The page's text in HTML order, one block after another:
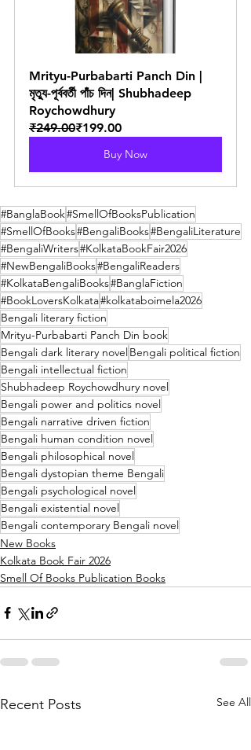
Mrityu-Purbabarti Panch Din |
মৃত্যু-পূর্ববর্তী পাঁচ দিন| Shubhadeep
Roychowdhury
₹249.00₹199.00
Buy Now
#BanglaBook#SmellOfBooksPublication
#SmellOfBooks#BengaliBooks#BengaliLiterature
#BengaliWriters#KolkataBookFair2026
#NewBengaliBooks#BengaliReaders
#KolkataBengaliBooks#BanglaFiction
#BookLoversKolkata#kolkataboimela2026
Bengali literary fiction
Mrityu-Purbabarti Panch Din book
Bengali dark literary novelBengali political fiction
Bengali intellectual fiction
Shubhadeep Roychowdhury novel
Bengali power and politics novel
Bengali narrative driven fiction
Bengali human condition novel
Bengali philosophical novel
Bengali dystopian theme Bengali
Bengali psychological novel
Bengali existential novel
Bengali contemporary Bengali novel
New Books
Kolkata Book Fair 2026
Smell Of Books Publication Books
Recent Posts See All